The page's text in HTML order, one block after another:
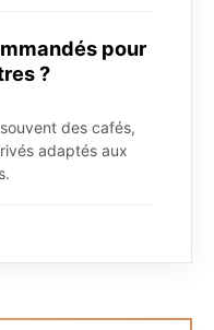
pour
?
des cafés,
adaptés aux